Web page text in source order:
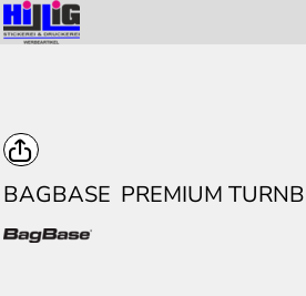
BAGBASE PREMIUM